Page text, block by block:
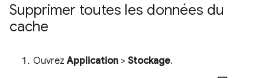
Supprimer toutes les données du
cache
OuvrezApplication > Stockage.